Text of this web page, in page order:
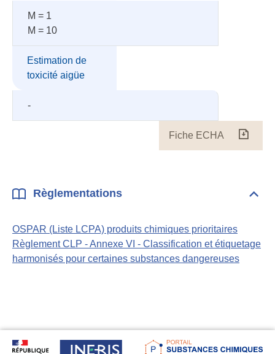
M = 1
M = 10
Estimation de
toxicité aigüe
-
Fiche ECHA
Règlementations
OSPAR (Liste LCPA) produits chimiques prioritaires
Règlement CLP - Annexe VI - Classification et étiquetage
harmonisés pour certaines substances dangereuses